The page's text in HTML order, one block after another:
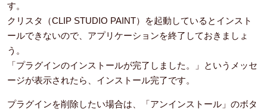
す。
クリスタ（CLIP STUDIO PAINT）を起動しているとインスト
ールできないので、アプリケーションを終了しておきましょ
う。
「プラグインのインストールが完了しました。」というメッセ
ージが表示されたら、インストール完了です。
プラグインを削除したい場合は、「アンインストール」のボタ